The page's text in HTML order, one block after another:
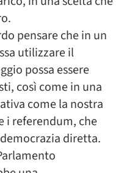
pensare che in un
utilizzare il
possa essere
così come in una
come la nostra
i referendum, che
diretta.